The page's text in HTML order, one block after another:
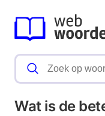
Wat is de